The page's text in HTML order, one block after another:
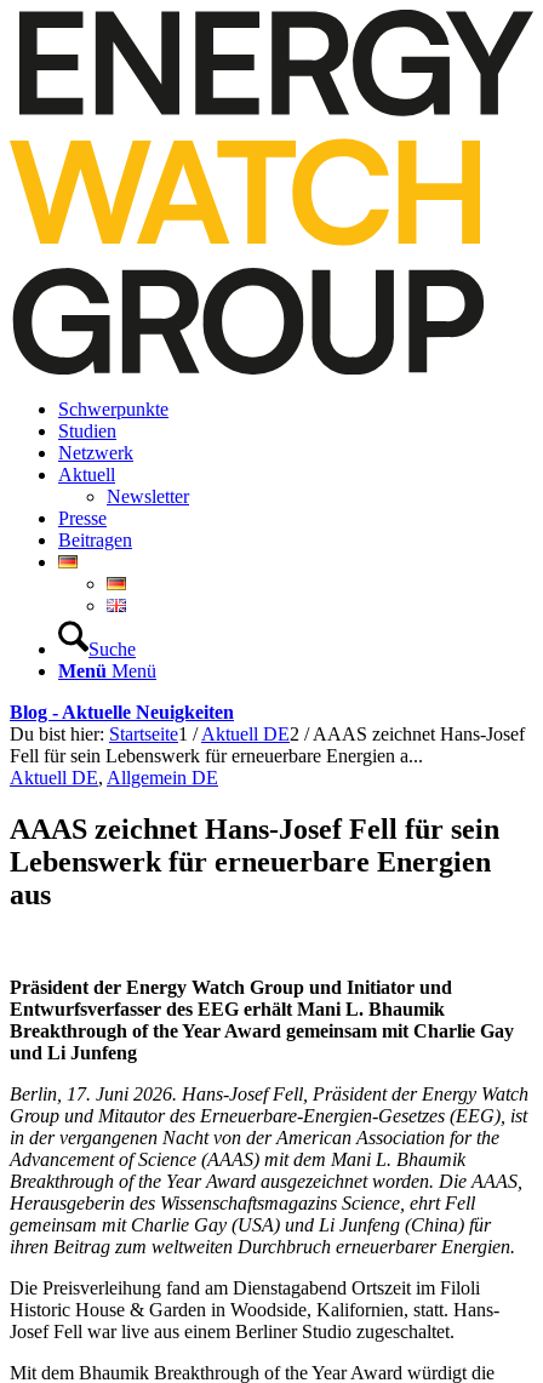
Schwerpunkte
Studien
Netzwerk
Aktuell
Newsletter
Presse
Beitragen
Suche
Menü Menü
Blog - Aktuelle Neuigkeiten
Du bist hier: Startseite1 / Aktuell DE2 / AAAS zeichnet Hans-Josef
Fell für sein Lebenswerk für erneuerbare Energien a...
Aktuell DE, Allgemein DE
AAAS zeichnet Hans-Josef Fell für sein
Lebenswerk für erneuerbare Energien
aus
Präsident der Energy Watch Group und Initiator und
Entwurfsverfasser des EEG erhält Mani L. Bhaumik
Breakthrough of the Year Award gemeinsam mit Charlie Gay
und Li Junfeng
Berlin, 17. Juni 2026. Hans-Josef Fell, Präsident der Energy Watch
Group und Mitautor des Erneuerbare-Energien-Gesetzes (EEG), ist
in der vergangenen Nacht von der American Association for the
Advancement of Science (AAAS) mit dem Mani L. Bhaumik
Breakthrough of the Year Award ausgezeichnet worden. Die AAAS,
Herausgeberin des Wissenschaftsmagazins Science, ehrt Fell
gemeinsam mit Charlie Gay (USA) und Li Junfeng (China) für
ihren Beitrag zum weltweiten Durchbruch erneuerbarer Energien.
Die Preisverleihung fand am Dienstagabend Ortszeit im Filoli
Historic House & Garden in Woodside, Kalifornien, statt. Hans-
Josef Fell war live aus einem Berliner Studio zugeschaltet.
Mit dem Bhaumik Breakthrough of the Year Award würdigt die